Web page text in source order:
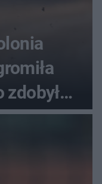
zdobył